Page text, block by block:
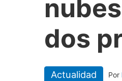
dos
Actualidad Por